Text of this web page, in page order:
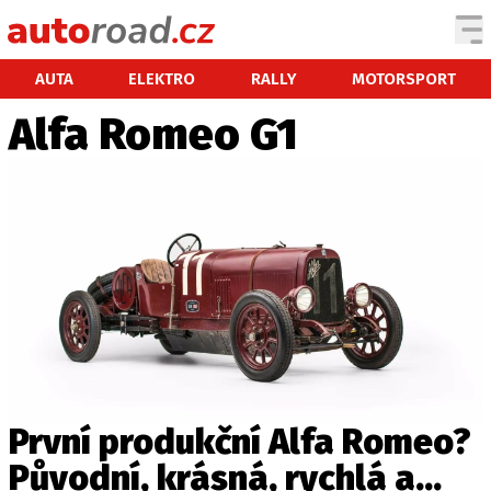
AUTA ELEKTRO RALLY MOTORSPORT
AUTA
TESTY AUT
HISTORIE
ZAJÍMAVOSTI
TECHNIKA
EKONOMIKA
TUNING
PROFI
Alfa Romeo G1
První produkční Alfa Romeo?
Původní, krásná, rychlá a...